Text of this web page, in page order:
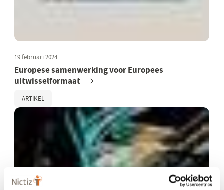
19 februari 2024
Europese samenwerking voor Europees
uitwisselformaat
ARTIKEL